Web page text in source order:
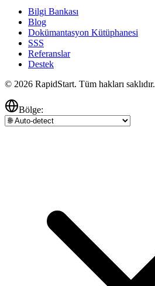
Bilgi Bankası
Blog
Dokümantasyon Kütüphanesi
SSS
Referanslar
Destek
© 2026 RapidStart. Tüm hakları saklıdır.
Bölge: